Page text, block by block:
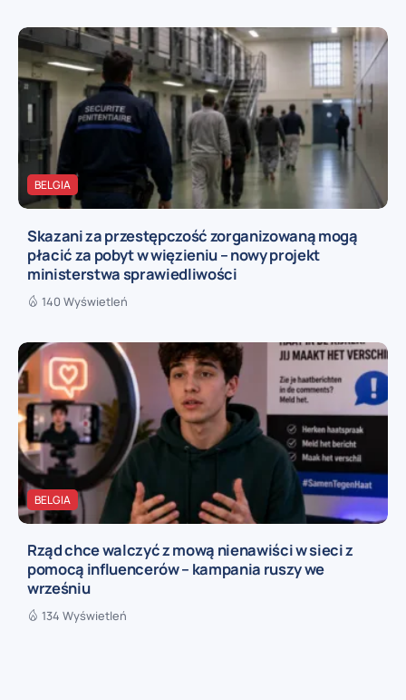
BELGIA
Skazani za przestępczość zorganizowaną mogą
płacić za pobyt w więzieniu – nowy projekt
ministerstwa sprawiedliwości
140 Wyświetleń
BELGIA
Rząd chce walczyć z mową nienawiści w sieci z
pomocą influencerów – kampania ruszy we
wrześniu
134 Wyświetleń